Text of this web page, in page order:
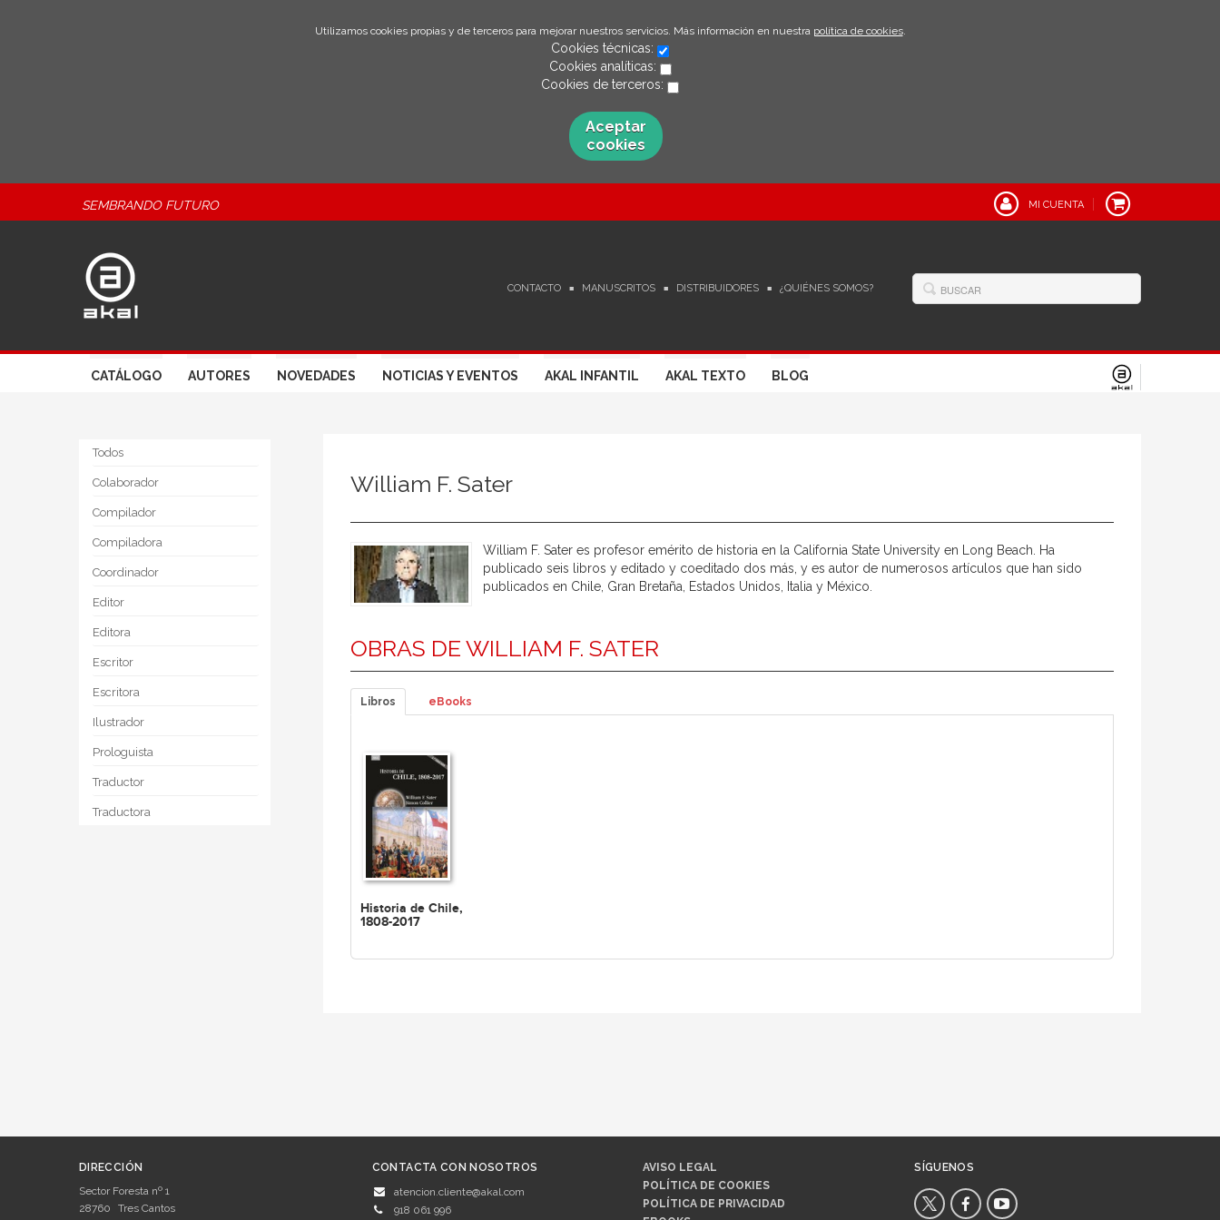
Utilizamos cookies propias y de terceros para mejorar nuestros servicios. Más información en nuestra política de cookies.
Cookies técnicas:
Cookies analíticas:
Cookies de terceros:
Aceptar
cookies
SEMBRANDO FUTURO MI CUENTA
CONTACTO MANUSCRITOS DISTRIBUIDORES ¿QUIÉNES SOMOS?
CATÁLOGO AUTORES NOVEDADES NOTICIAS Y EVENTOS AKAL INFANTIL AKAL TEXTO BLOG
Todos
Colaborador
Compilador
Compiladora
Coordinador
Editor
Editora
Escritor
Escritora
Ilustrador
Prologuista
Traductor
Traductora
William F. Sater
William F. Sater es profesor emérito de historia en la California State University en Long Beach. Ha
publicado seis libros y editado y coeditado dos más, y es autor de numerosos artículos que han sido
publicados en Chile, Gran Bretaña, Estados Unidos, Italia y México.
OBRAS DE WILLIAM F. SATER
Libros eBooks
Historia de Chile,
1808-2017
DIRECCIÓN
Sector Foresta nº 1
28760
Tres Cantos
CONTACTA CON NOSOTROS
atencion.cliente@akal.com
918 061 996
AVISO LEGAL
POLÍTICA DE COOKIES
POLÍTICA DE PRIVACIDAD
SÍGUENOS